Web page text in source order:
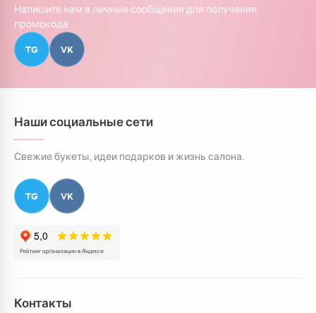
Напишите нам в личные сообщения для получения
промокода
TG VK
Наши социальные сети
Свежие букеты, идеи подарков и жизнь салона.
TG VK
Контакты